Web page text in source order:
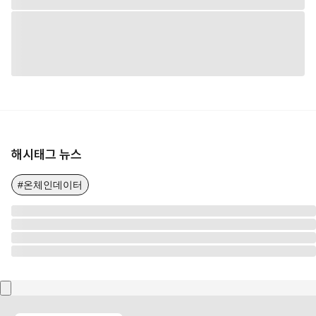
해시태그 뉴스
#온체인데이터